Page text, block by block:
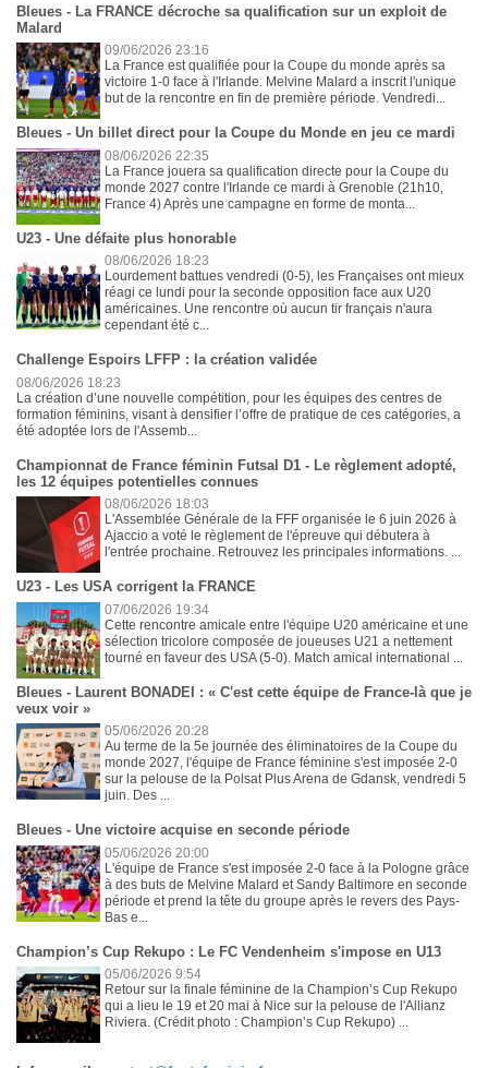
Bleues - La FRANCE décroche sa qualification sur un exploit de
Malard
09/06/2026 23:16
La France est qualifiée pour la Coupe du monde après sa
victoire 1-0 face à l'Irlande. Melvine Malard a inscrit l'unique
but de la rencontre en fin de première période. Vendredi...
Bleues - Un billet direct pour la Coupe du Monde en jeu ce mardi
08/06/2026 22:35
La France jouera sa qualification directe pour la Coupe du
monde 2027 contre l'Irlande ce mardi à Grenoble (21h10,
France 4) Après une campagne en forme de monta...
U23 - Une défaite plus honorable
08/06/2026 18:23
Lourdement battues vendredi (0-5), les Françaises ont mieux
réagi ce lundi pour la seconde opposition face aux U20
américaines. Une rencontre où aucun tir français n'aura
cependant été c...
Challenge Espoirs LFFP : la création validée
08/06/2026 18:23
La création d’une nouvelle compétition, pour les équipes des centres de
formation féminins, visant à densifier l’offre de pratique de ces catégories, a
été adoptée lors de l'Assemb...
Championnat de France féminin Futsal D1 - Le règlement adopté,
les 12 équipes potentielles connues
08/06/2026 18:03
L'Assemblée Générale de la FFF organisée le 6 juin 2026 à
Ajaccio a voté le règlement de l'épreuve qui débutera à
l'entrée prochaine. Retrouvez les principales informations. ...
U23 - Les USA corrigent la FRANCE
07/06/2026 19:34
Cette rencontre amicale entre l'équipe U20 américaine et une
sélection tricolore composée de joueuses U21 a nettement
tourné en faveur des USA (5-0). Match amical international ...
Bleues - Laurent BONADEI : « C'est cette équipe de France-là que je
veux voir »
05/06/2026 20:28
Au terme de la 5e journée des éliminatoires de la Coupe du
monde 2027, l'équipe de France féminine s'est imposée 2-0
sur la pelouse de la Polsat Plus Arena de Gdansk, vendredi 5
juin. Des ...
Bleues - Une victoire acquise en seconde période
05/06/2026 20:00
L'équipe de France s'est imposée 2-0 face à la Pologne grâce
à des buts de Melvine Malard et Sandy Baltimore en seconde
période et prend la tête du groupe après le revers des Pays-
Bas e...
Champion’s Cup Rekupo : Le FC Vendenheim s'impose en U13
05/06/2026 9:54
Retour sur la finale féminine de la Champion’s Cup Rekupo
qui a lieu le 19 et 20 mai à Nice sur la pelouse de l'Allianz
Riviera. (Crédit photo : Champion’s Cup Rekupo) ...